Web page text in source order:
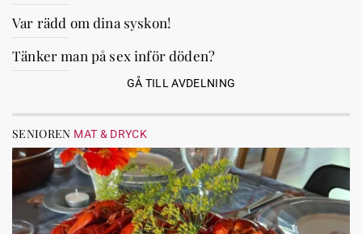
Var rädd om dina syskon!
Tänker man på sex inför döden?
GÅ TILL AVDELNING
SENIOREN MAT & DRYCK